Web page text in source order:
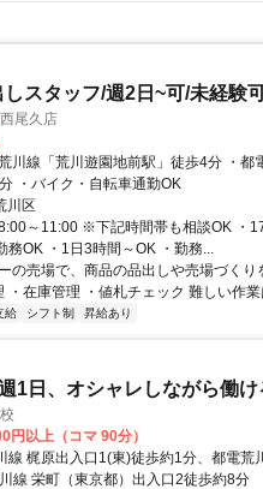
しスタッフ/週2日~可/未経験
尾久店
「尾久駅」徒歩7分 ・バイク・自転車通勤OK
川区
～11:00 ※下記時間帯も相談OK ・
務OK ・1日3時間～OK ・勤務...
の売場で、商品の品出しや売場づく
・在庫管理 ・値札チェック 難しい作
給 シフト制 昇給あり
1日、オシャレしながら働
円以上（コマ 90分）
線 梶原出入口1(東)徒歩約1分、都電荒
線 栄町（東京都）出入口2徒歩約8分